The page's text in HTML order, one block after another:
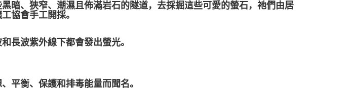
暗、狹窄、潮濕且佈滿岩石的隧道，去採掘這些可愛的螢石，祂們由居
協會手工開採。
長波紫外線下都會發出螢光。
平衡、保護和排毒能量而聞名。